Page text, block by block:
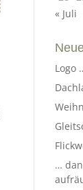
« Juli
Logo
…